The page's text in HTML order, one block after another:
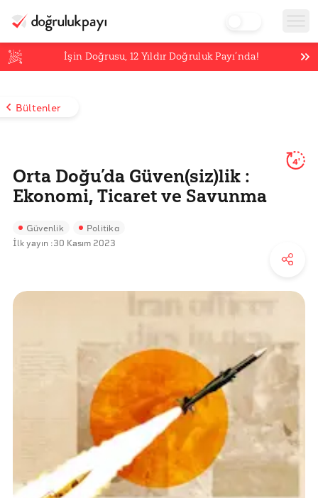
İşin Doğrusu,12 Yıldır Doğruluk Payı’nda!
Bültenler
Orta Doğu’da Güven(siz)lik :
Ekonomi, Ticaret ve Savunma
4'
Güvenlik Politika
İlk yayın :30 Kasım 2023